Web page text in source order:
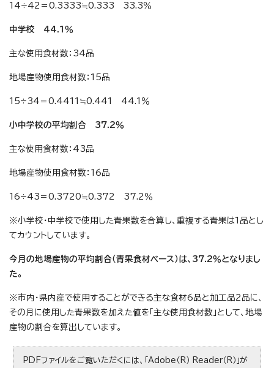
14÷42＝0.3333≒0.333 33.3％
中学校 44.1％
主な使用食材数：34品
地場産物使用食材数：15品
15÷34＝0.4411≒0.441 44.1％
小中学校の平均割合 37.2％
主な使用食材数：43品
地場産物使用食材数：16品
16÷43＝0.3720≒0.372 37.2％
※小学校・中学校で使用した青果数を合算し、重複する青果は1品とし
てカウントしています。
今月の地場産物の平均割合（青果食材ベース）は、37.2％となりまし
た。
※市内・県内産で使用することができる主な食材6品と加工品2品に、
その月に使用した青果数を加えた値を「主な使用食材数」として、地場
産物の割合を算出しています。
PDFファイルをご覧いただくには、「Adobe（R） Reader（R）」が